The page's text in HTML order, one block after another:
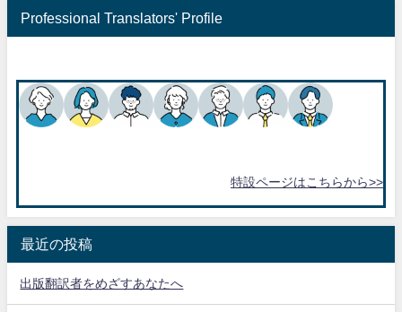
Professional Translators' Profile
特設ページはこちらから>>
最近の投稿
出版翻訳者をめざすあなたへ